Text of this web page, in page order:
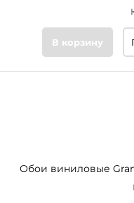
В корзину
Обои виниловые